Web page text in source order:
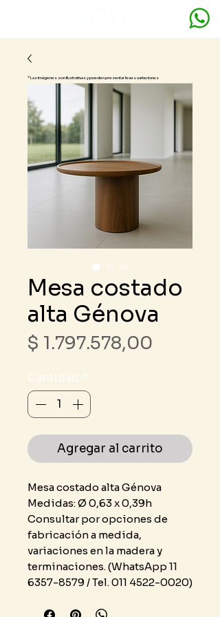
Mesa costado
alta Génova
$ 1.797.578,00
Cantidad *
Agregar al carrito
Mesa costado alta Génova
Medidas: Ø 0,63 x 0,39h
Consultar por opciones de
fabricación a medida,
variaciones en la madera y
terminaciones. (WhatsApp 11
6357-8579 / Tel. 011 4522-0020)
* Las imágenes son ilustrativas y pueden presentar leves variaciones